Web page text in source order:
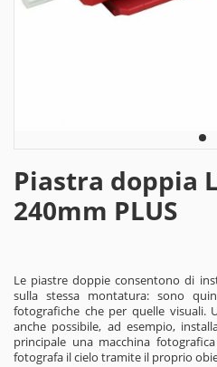
Piastra doppia
240mm PLUS
Le piastre doppie consentono di
sulla stessa montatura: sono
fotografiche che per quelle visuali.
anche possibile, ad esempio,
principale una macchina
fotografa il cielo tramite il proprio